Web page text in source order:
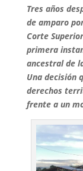
Tres años
de amparo
Corte
primera
ancestral de
Una decisión
derechos
frente a un